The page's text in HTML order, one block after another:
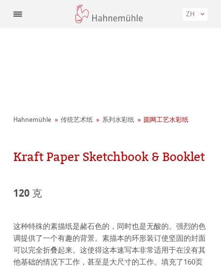
ZH
Hahnemühle 传统艺术纸 系列水彩纸 圆网工艺水彩纸
Kraft Paper Sketchbook & Booklet
120 克
这种特殊的素描纸是赭石色的，同时也是无酸的。强烈的色
调提供了一个有趣的背景。素描本的环形装订使坚固的封面
可以完全折叠起来。这使得这本速写本非常适用于在没有其
他基础的情况下工作，甚至是大尺寸的工作。填充了160页